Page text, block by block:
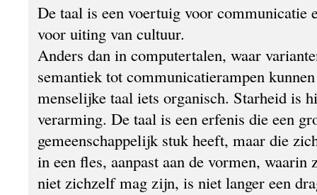
De taal is een voertuig voor communicatie
voor uiting van cultuur.
Anders dan in computertalen, waar
semantiek tot communicatierampen
menselijke taal iets organisch. Starheid is
verarming. De taal is een erfenis die een
gemeenschappelijk stuk heeft, maar die
in een fles, aanpast aan de vormen, waarin
niet zichzelf mag zijn, is niet langer een